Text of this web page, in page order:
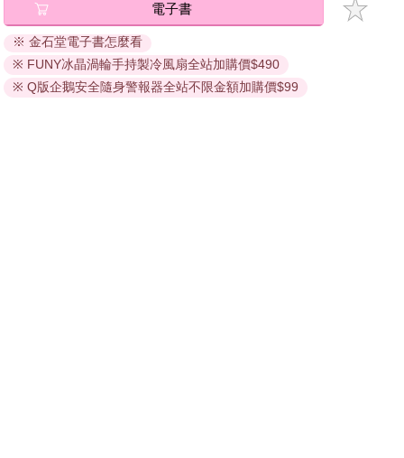
冒出幾顆小疙瘩，飯店的空調太冷了，她刻意不去撫摸，不去把
那些疙瘩按回肌膚底下。在母親下一個動作之前，不動聲色是最
好的策略。
母親笑了，那笑有幾分誠懇，她說，快回去休息吧，我想你們一
定很累了。
退換貨須知：
因版權保護，您在金石堂所購買的電子書僅能以金石堂專屬
的閱讀軟體開啟閱讀，無法以其他閱讀器或直接下載檔案。
依據「消費者保護法」第19條及行政院消費者保護處公告之
電子書
※ 金石堂電子書怎麼看
※ FUNY冰晶渦輪手持製冷風扇全站加購價$490
※ Q版企鵝安全隨身警報器全站不限金額加購價$99